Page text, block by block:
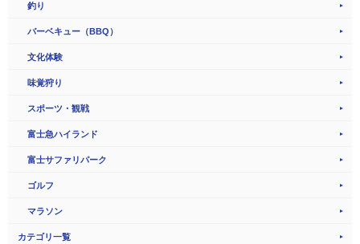
釣り
バーベキュー（BBQ）
文化体験
味覚狩り
スポーツ・観戦
富士急ハイランド
富士サファリパーク
ゴルフ
マラソン
カテゴリ一覧